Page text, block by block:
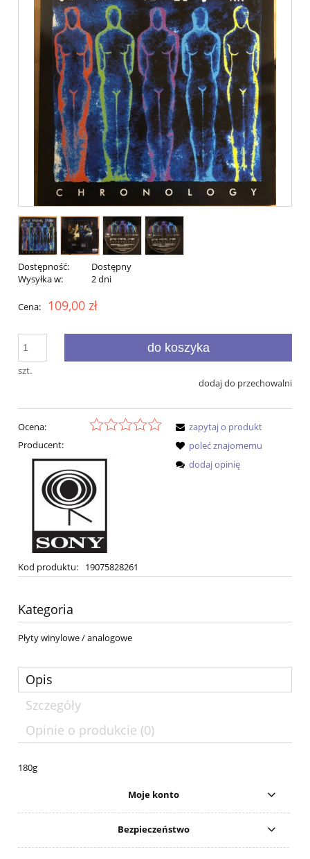
Dostępność:
Dostępny
Wysyłka w:
2 dni
Cena: 109,00 zł
szt.
do koszyka
dodaj do przechowalni
Ocena:
Producent:
Kod produktu: 19075828261
zapytaj o produkt
poleć znajomemu
dodaj opinię
Kategoria
Płyty winylowe / analogowe
Opis
Szczegóły
Opinie o produkcie (0)
180g
Moje konto
Bezpieczeństwo